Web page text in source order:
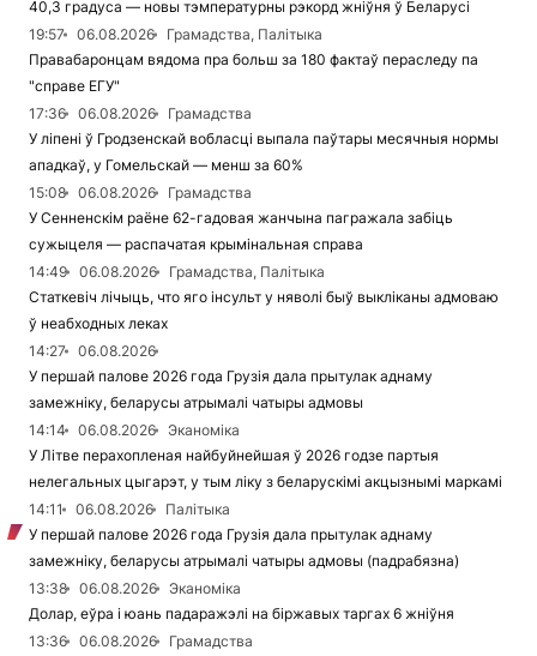
40,3 градуса — новы тэмпературны рэкорд жніўня ў Беларусі
19:57
06.08.2026
Грамадства, Палітыка
Правабаронцам вядома пра больш за 180 фактаў пераследу па
"справе ЕГУ"
17:36
06.08.2026
Грамадства
У ліпені ў Гродзенскай вобласці выпала паўтары месячныя нормы
ападкаў, у Гомельскай — менш за 60%
15:08
06.08.2026
Грамадства
У Сенненскім раёне 62-гадовая жанчына пагражала забіць
сужыцеля — распачатая крымінальная справа
14:49
06.08.2026
Грамадства, Палітыка
Статкевіч лічыць, что яго інсульт у няволі быў выкліканы адмоваю
ў неабходных леках
14:27
06.08.2026
У першай палове 2026 года Грузія дала прытулак аднаму
замежніку, беларусы атрымалі чатыры адмовы
14:14
06.08.2026
Эканоміка
У Літве перахопленая найбуйнейшая ў 2026 годзе партыя
нелегальных цыгарэт, у тым ліку з беларускімі акцызнымі маркамі
14:11
06.08.2026
Палітыка
У першай палове 2026 года Грузія дала прытулак аднаму
замежніку, беларусы атрымалі чатыры адмовы (падрабязна)
13:38
06.08.2026
Эканоміка
Долар, еўра і юань падаражэлі на біржавых таргах 6 жніўня
13:36
06.08.2026
Грамадства